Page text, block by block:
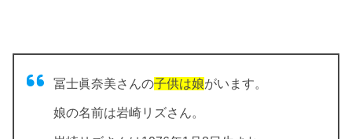
冨士眞奈美さんの子供は娘がいます。
娘の名前は岩崎リズさん。